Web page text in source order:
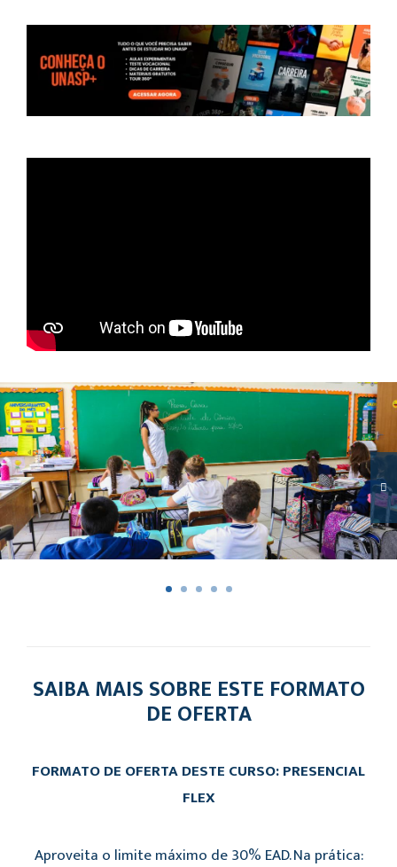
SAIBA MAIS SOBRE ESTE FORMATO
DE OFERTA
FORMATO DE OFERTA DESTE CURSO: PRESENCIAL
FLEX
Aproveita o limite máximo de 30% EAD. Na prática: